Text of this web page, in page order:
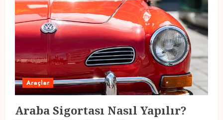
Araçlar
Araba Sigortası Nasıl Yapılır?